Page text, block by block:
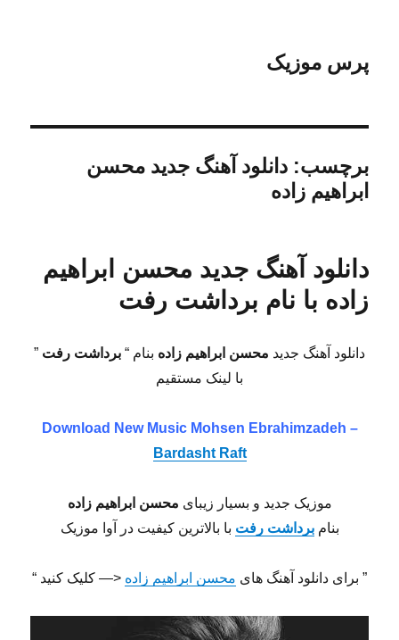
پرس موزیک
برچسب:دانلود آهنگ جدید محسن
ابراهیم زاده
دانلود آهنگ جدید محسن ابراهیم
زاده با نام برداشت رفت
دانلود آهنگ جدید محسن ابراهیم زاده بنام “ برداشت رفت ”
با لینک مستقیم
Download New Music Mohsen Ebrahimzadeh –
Bardasht Raft
موزیک جدید و بسیار زیبای محسن ابراهیم زاده
بنامبرداشت رفت با بالاترین کیفیت در آوا موزیک
” برای دانلود آهنگ های محسن ابراهیم زاده <— کلیک کنید “